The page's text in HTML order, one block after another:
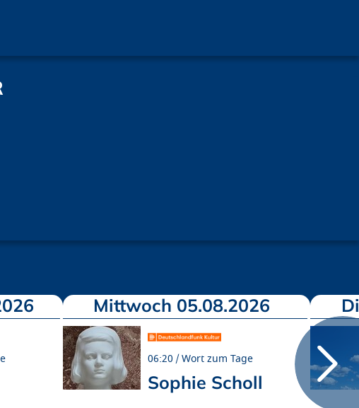
Mittwoch 05.08.2026
06:20 Wort zum Tage
Sophie Scholl